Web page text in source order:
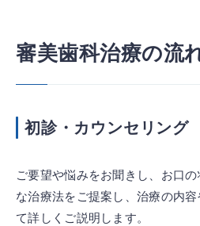
審美歯科治療の流
初診・カウンセリング
ご要望や悩みをお聞きし、お口
な治療法をご提案し、治療の内
て詳しくご説明します。